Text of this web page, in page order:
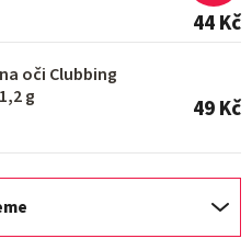
44 Kč
oči Clubbing
g
49 Kč